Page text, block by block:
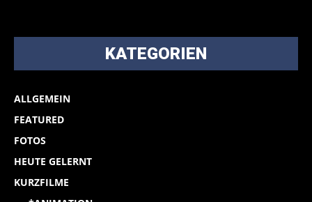
KATEGORIEN
ALLGEMEIN
FEATURED
FOTOS
HEUTE GELERNT
KURZFILME